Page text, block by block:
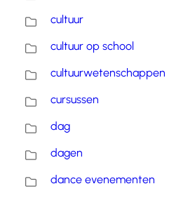
cultuur
cultuur op school
cultuurwetenschappen
cursussen
dag
dagen
dance evenementen